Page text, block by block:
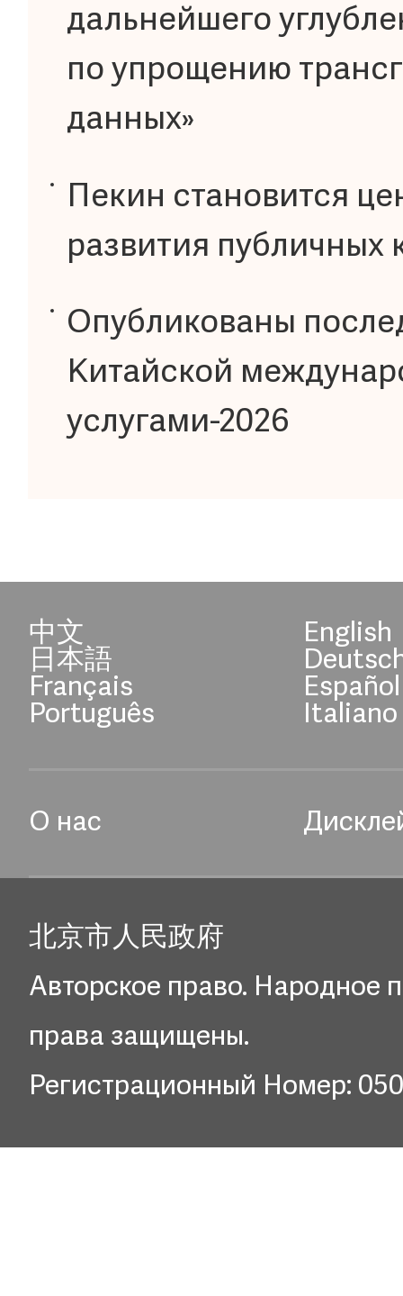
дальнейшего
по упрощению
данных»
Пекин становится
развития публичных
Опубликованы
Китайской
услугами-2026
中文 English
日本語
Français Español
Português Italiano
О нас
北京市人民政府
Авторское право. Народное
права защищены.
Регистрационный Номер: